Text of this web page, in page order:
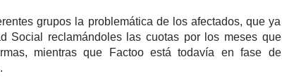
grupos la problemática de los afectados, que ya
Social reclamándoles las cuotas por los meses que
mientras que Factoo está todavía en fase de